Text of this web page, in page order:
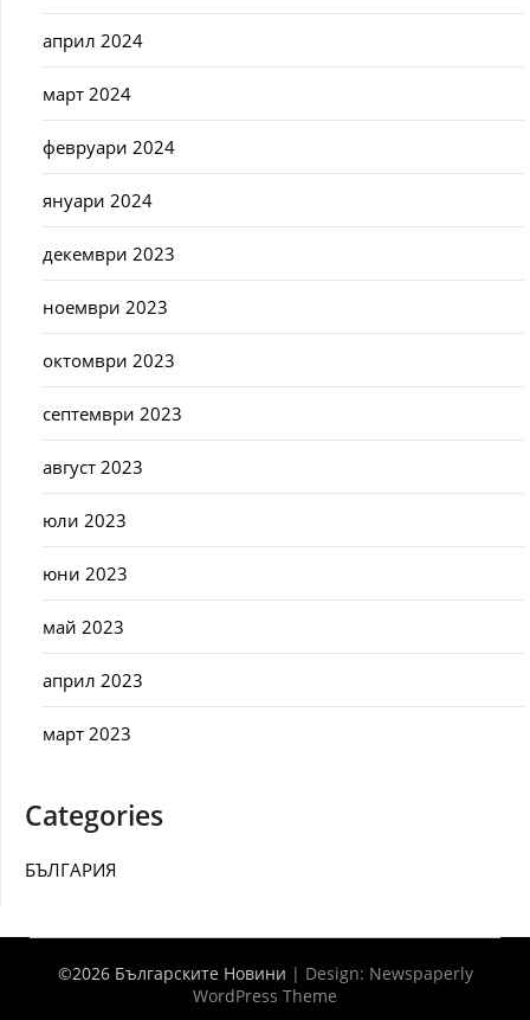
април 2024
март 2024
февруари 2024
януари 2024
декември 2023
ноември 2023
октомври 2023
септември 2023
август 2023
юли 2023
юни 2023
май 2023
април 2023
март 2023
Categories
БЪЛГАРИЯ
©2026 Българските Новини | Design: Newspaperly
WordPress Theme